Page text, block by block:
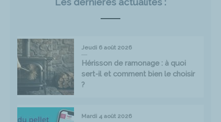
Jeudi 6 août 2026
Hérisson de ramonage : à quoi
sert-il et comment bien le choisir
?
Mardi 4 août 2026